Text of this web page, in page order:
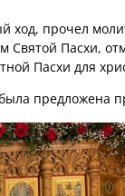
ход, прочел
Пасхи,
Пасхи для
предложена